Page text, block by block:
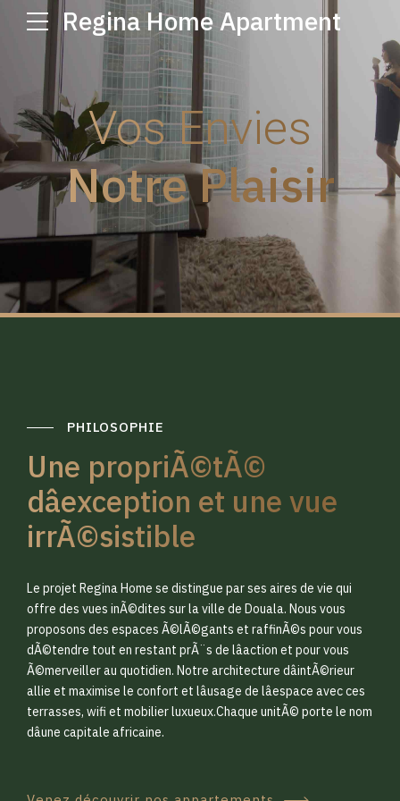
Regina Home Apartment
Vos Envies
Notre Plaisir
PHILOSOPHIE
Une propriÃ©tÃ©
dâexception et une vue
irrÃ©sistible
Le projet Regina Home se distingue par ses aires de vie qui
offre des vues inÃ©dites sur la ville de Douala. Nous vous
proposons des espaces Ã©lÃ©gants et raffinÃ©s pour vous
dÃ©tendre tout en restant prÃ¨s de lâaction et pour vous
Ã©merveiller au quotidien. Notre architecture dâintÃ©rieur
allie et maximise le confort et lâusage de lâespace avec ces
terrasses, wifi et mobilier luxueux.Chaque unitÃ© porte le nom
dâune capitale africaine.
0
1
2
3
0
1
2
3